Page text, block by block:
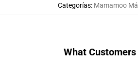
Categorías: Mamamoo
What Customers